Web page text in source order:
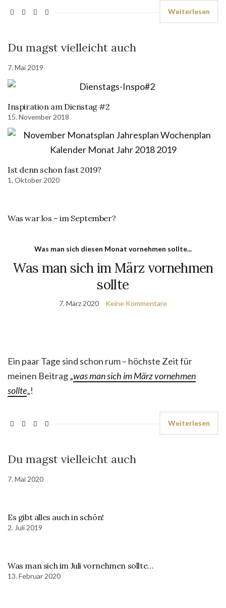
Weiterlesen
Du magst vielleicht auch
7. Mai 2019
Inspiration am Dienstag #2
15. November 2018
Ist denn schon fast 2019?
1. Oktober 2020
Was war los – im September?
Was man sich diesen Monat vornehmen sollte...
Was man sich im März vornehmen
sollte
7. März 2020 Keine Kommentare
Ein paar Tage sind schon rum – höchste Zeit für
meinen Beitrag „was man sich im März vornehmen
sollte„!
Weiterlesen
Du magst vielleicht auch
7. Mai 2020
Es gibt alles auch in schön!
2. Juli 2019
Was man sich im Juli vornehmen sollte…
13. Februar 2020